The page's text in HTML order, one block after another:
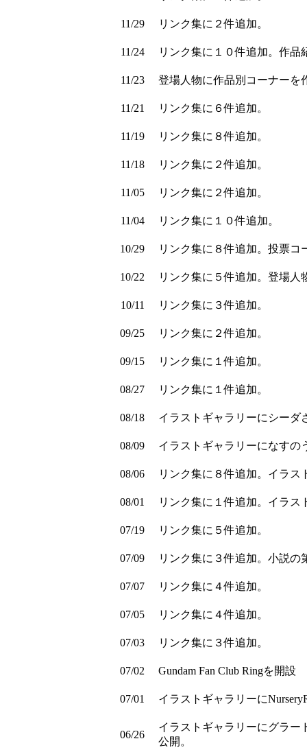
11/29 リンク集に２件追加。
11/24 リンク集に１０件追加。作品
11/23 登場人物に作品別コーナーを
11/21 リンク集に６件追加。
11/19 リンク集に８件追加。
11/18 リンク集に２件追加。
11/05 リンク集に２件追加。
11/04 リンク集に１０件追加。
10/29 リンク集に８件追加。投票
10/22 リンク集に５件追加。登場人
10/11 リンク集に３件追加。
09/25 リンク集に２件追加。
09/15 リンク集に１件追加。
08/27 リンク集に１件追加。
08/18 イラストギャラリーにシーダ
08/09 イラストギャラリーになすの
08/06 リンク集に８件追加。イラ
08/01 リンク集に１件追加。イラ
07/19 リンク集に５件追加。
07/09 リンク集に３件追加。小説の
07/07 リンク集に４件追加。
07/05 リンク集に４件追加。
07/03 リンク集に３件追加。
07/02 Gundam Fan Club Ringを開設
07/01 イラストギャラリーに
06/26
イラストギャラリーにグラー
公開。